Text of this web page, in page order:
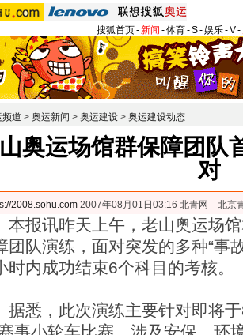
搜狐首页-新闻 -体育-S-娱乐-V-
频道 > 奥运新闻 > 奥运建设 > 奥运建设动态
奥运场馆群保障团队
对
2008.sohu.com 2007年08月01日03:16 北青网—北京
讯昨天上午，老山奥运场馆
团队演练，面对突发的多种“事
时内成功结束6个科目的考核。
，此次演练主要针对即将于